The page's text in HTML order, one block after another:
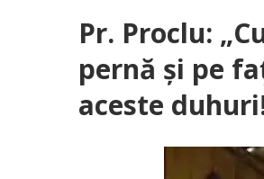
Pr. Proclu:
pernă şi pe
aceste